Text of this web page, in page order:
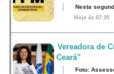
Nesta
Hoje às 07:35
Vereadora de
Ceará"
Foto: